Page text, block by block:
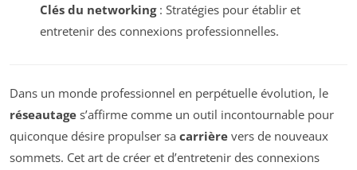
Clés du networking: Stratégies pour établir et
entretenir des connexions professionnelles.
Dans un monde professionnel en perpétuelle évolution, le
réseautage s’affirme comme un outil incontournable pour
quiconque désire propulser sa carrière vers de nouveaux
sommets. Cet art de créer et d’entretenir des connexions